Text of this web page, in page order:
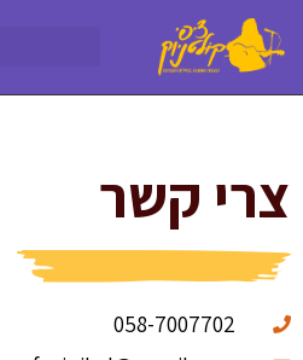
צרי קשר
058-7007702